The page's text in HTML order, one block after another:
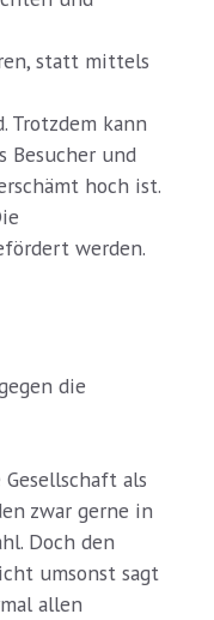
statt mittels
kann
Besucher und
hoch ist.
werden.
die
als
zwar gerne in
Doch den
umsonst sagt
allen